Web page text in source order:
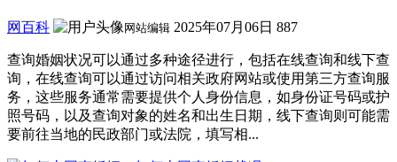
网百科 网站编辑 2025年07月06日 887
查询婚姻状况可以通过多种途径进行，包括在线查询和线下查
询，在线查询可以通过访问相关政府网站或使用第三方查询服
务，这些服务通常需要提供个人身份信息，如身份证号码或护
照号码，以及查询对象的姓名和出生日期，线下查询则可能需
要前往当地的民政部门或法院，填写相...